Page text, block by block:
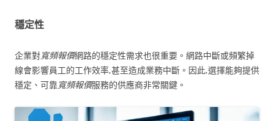
穩定性
企業對寬頻報價網路的穩定性需求也很重要。網路中斷或頻繁掉
線會影響員工的工作效率,甚至造成業務中斷。因此,選擇能夠提供
穩定、可靠 寬頻報價服務的供應商非常關鍵。